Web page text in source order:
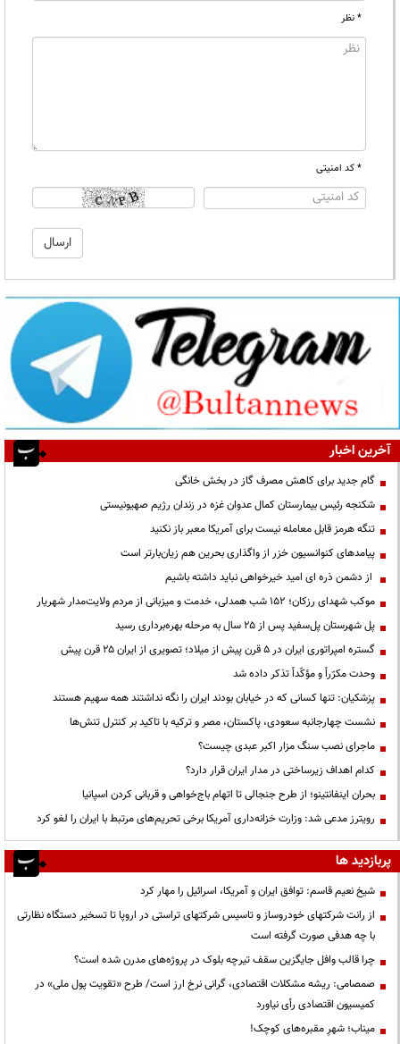
* نظر
* کد امنیتی
آخرین اخبار
گام جدید برای کاهش مصرف گاز در بخش خانگی
شکنجه رئیس بیمارستان کمال عدوان غزه در زندان رژیم صهیونیستی
تنگه هرمز قابل معامله نیست برای آمریکا معبر باز نکنید
پیامدهای کنوانسیون خزر از واگذاری بحرین هم زیان‌بارتر است
از دشمن ذره ای امید خیرخواهی نباید داشته باشیم
موکب شهدای رزکان؛ ۱۵۲ شب همدلی، خدمت و میزبانی از مردم ولایت‌مدار شهریار
پل شهرستان پل‌سفید پس از ۲۵ سال به مرحله بهره‌برداری رسید
گستره امپراتوری ایران در ۵ قرن پیش از میلاد؛ تصویری از ایران ۲۵ قرن پیش
وحدت مکرّراً و مؤکّداً تذکر داده شد
پزشکیان: تنها کسانی که در خیابان بودند ایران را نگه نداشتند همه سهیم هستند
نشست چهارجانبه سعودی، پاکستان، مصر و ترکیه با تاکید بر کنترل تنش‌ها
ماجرای نصب سنگ مزار اکبر عبدی چیست؟
کدام اهداف زیرساختی در مدار ایران قرار دارد؟
بحران اینفانتینو؛ از طرح جنجالی تا اتهام باج‌خواهی و قربانی کردن اسپانیا
رویترز مدعی شد: وزارت خزانه‌داری آمریکا برخی تحریم‌های مرتبط با ایران را لغو کرد
پربازدید ها
شیخ نعیم قاسم: توافق ایران و آمریکا، اسرائیل را مهار کرد
از رانت‌ شرکتهای خودروساز و تاسیس شرکتهای تراستی در اروپا تا تسخیر دستگاه نظارتی
با چه هدفی صورت گرفته است
چرا قالب وافل جایگزین سقف تیرچه بلوک در پروژه‌های مدرن شده است؟
صمصامی: ریشه مشکلات اقتصادی، گرانی نرخ ارز است/ طرح «تقویت پول ملی» در
کمیسیون اقتصادی رأی نیاورد
میناب؛ شهرِ مقبره‌های کوچک!